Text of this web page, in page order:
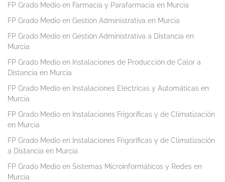
FP Grado Medio en Farmacia y Parafarmacia en Murcia
FP Grado Medio en Gestión Administrativa en Murcia
FP Grado Medio en Gestión Administrativa a Distancia en
Murcia
FP Grado Medio en Instalaciones de Producción de Calor a
Distancia en Murcia
FP Grado Medio en Instalaciones Eléctricas y Automáticas en
Murcia
FP Grado Medio en Instalaciones Frigoríficas y de Climatización
en Murcia
FP Grado Medio en Instalaciones Frigoríficas y de Climatización
a Distancia en Murcia
FP Grado Medio en Sistemas Microinformáticos y Redes en
Murcia